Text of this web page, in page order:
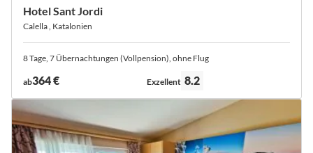
Hotel Sant Jordi
Calella , Katalonien
8 Tage, 7 Übernachtungen (Vollpension), ohne Flug
ab364 € Bewertung:
Exzellent 8.2